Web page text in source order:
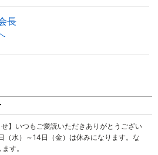
長
せ】いつもご愛読いただきありがとうござい
（水）～14日（金）は休みになります。な
す。